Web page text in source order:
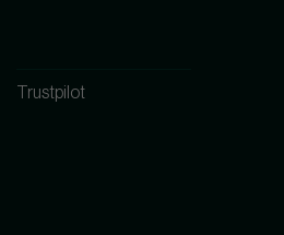
Trustpilot